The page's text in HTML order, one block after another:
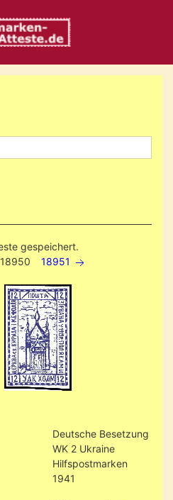
gespeichert.
18950 18951
Deutsche Besetzung
WK 2 Ukraine
Hilfspostmarken
1941